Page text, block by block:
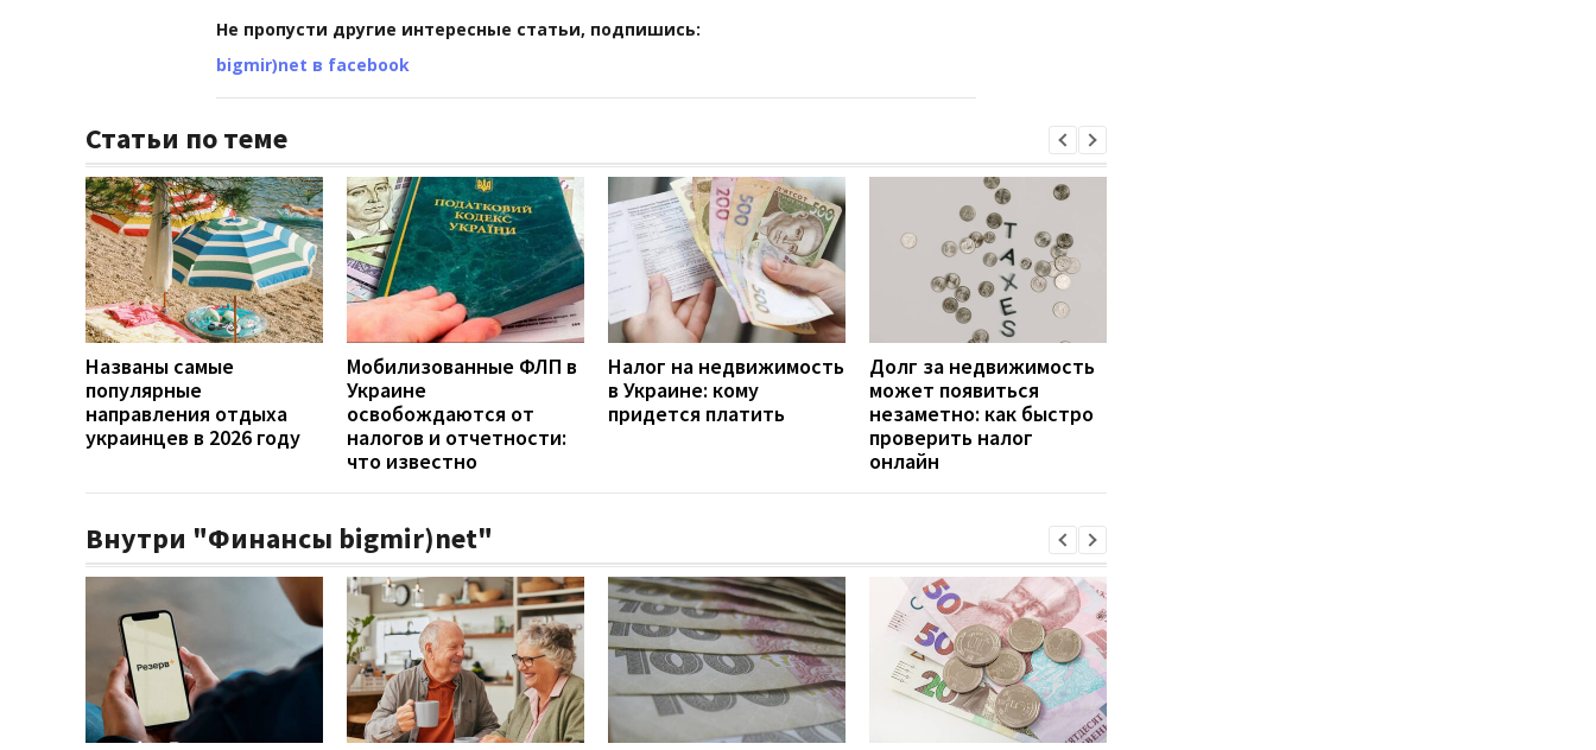
Не пропусти другие интересные статьи, подпишись:
bigmir)net в facebook
Статьи по теме
Названы самые
популярные
направления отдыха
украинцев в 2026 году
Мобилизованные ФЛП в
Украине
освобождаются от
налогов и отчетности:
что известно
Налог на недвижимость
в Украине: кому
придется платить
Долг за недвижимость
может появиться
незаметно: как быстро
проверить налог
онлайн
Внутри "Финансы bigmir)net"